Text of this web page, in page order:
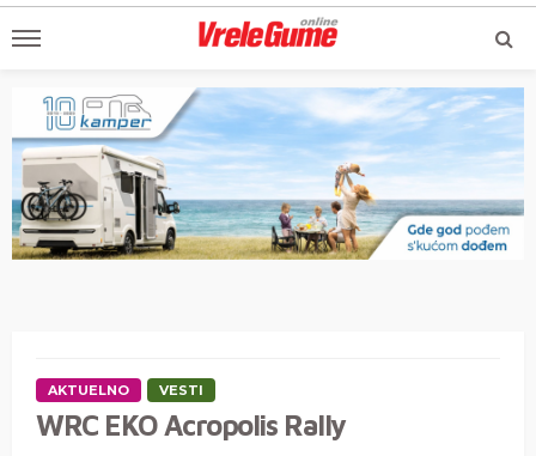
AKTUELNO VESTI
WRC EKO Acropolis Rally